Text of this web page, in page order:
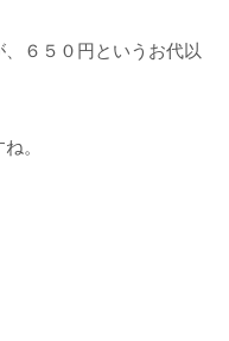
６５０円というお代以
。